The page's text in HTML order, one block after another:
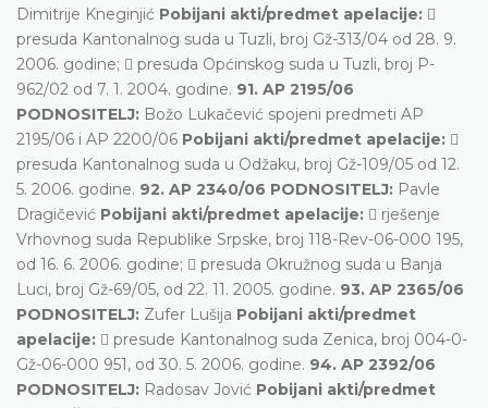
Dimitrije Kneginjić Pobijani akti/predmet apelacije: 
presuda Kantonalnog suda u Tuzli, broj Gž-313/04 od 28. 9.
2006. godine;  presuda Općinskog suda u Tuzli, broj P-
962/02 od 7. 1. 2004. godine. 91. AP 2195/06
PODNOSITELJ: Božo Lukačević spojeni predmeti AP
2195/06 i AP 2200/06 Pobijani akti/predmet apelacije: 
presuda Kantonalnog suda u Odžaku, broj Gž-109/05 od 12.
5. 2006. godine. 92. AP 2340/06 PODNOSITELJ: Pavle
Dragičević Pobijani akti/predmet apelacije:  rješenje
Vrhovnog suda Republike Srpske, broj 118-Rev-06-000 195,
od 16. 6. 2006. godine;  presuda Okružnog suda u Banja
Luci, broj Gž-69/05, od 22. 11. 2005. godine. 93. AP 2365/06
PODNOSITELJ: Zufer Lušija Pobijani akti/predmet
apelacije:  presude Kantonalnog suda Zenica, broj 004-0-
Gž-06-000 951, od 30. 5. 2006. godine. 94. AP 2392/06
PODNOSITELJ: Radosav Jović Pobijani akti/predmet